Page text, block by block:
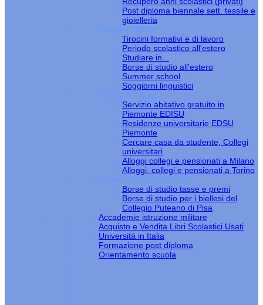
Post diploma biennale sett. tessile e
gioielleria
Studiare estero
Tirocini formativi e di lavoro
Periodo scolastico all'estero
Studiare in...
Borse di studio all'estero
Summer school
Soggiorni linguistici
Collegi e alloggi
Servizio abitativo gratuito in
Piemonte EDISU
Residenze universitarie EDSU
Piemonte
Cercare casa da studente, Collegi
universitari
Alloggi collegi e pensionati a Milano
Alloggi, collegi e pensionati a Torino
Borse e diritto allo studio
Borse di studio tasse e premi
Borse di studio per i biellesi del
Collegio Puteano di Pisa
Accademie istruzione militare
Acquisto e Vendita Libri Scolastici Usati
Università in Italia
Formazione post diploma
Orientamento scuola